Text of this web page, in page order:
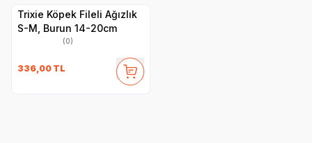
Trixie Köpek Fileli Ağızlık
S-M, Burun 14-20cm
(0)
336,00 TL